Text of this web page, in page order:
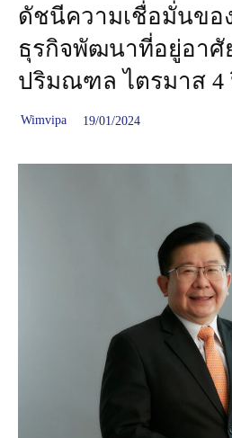
ดัชนีความเชื่อมั่นขอ
ธุรกิจพัฒนาที่อยู่อาศั
ปริมณฑล ไตรมาส 4
Wimvipa 19/01/2024